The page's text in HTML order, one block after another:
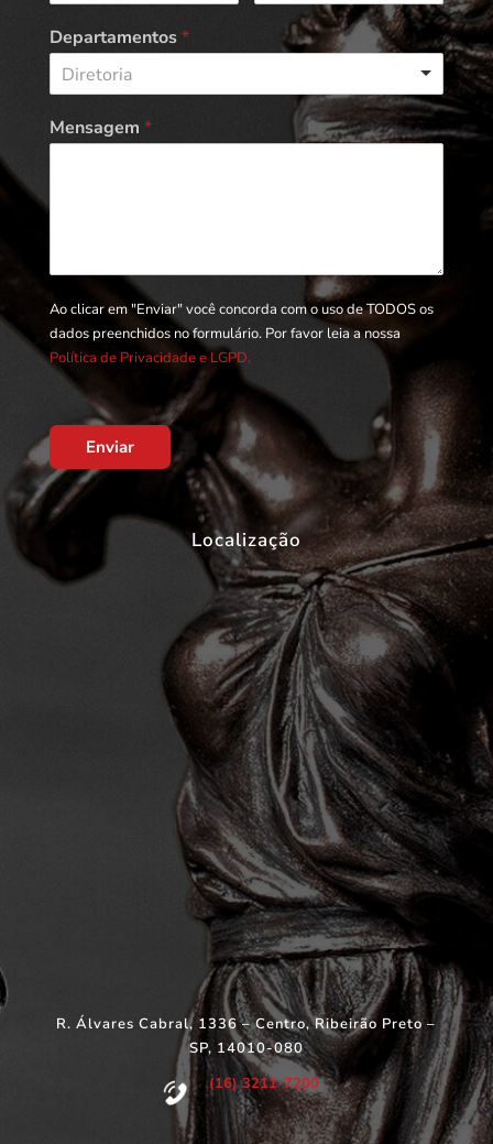
Departamentos*
Diretoria
Mensagem *
Ao clicar em "Enviar" você concorda com o uso de TODOS os
dados preenchidos no formulário. Por favor leia a nossa
Política de Privacidade e LGPD.
Enviar
Localização
R. Álvares Cabral, 1336 – Centro, Ribeirão Preto –
SP, 14010-080
(16) 3211-7200